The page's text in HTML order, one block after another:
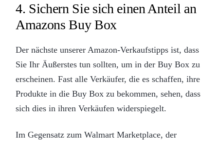
4. Sichern Sie sich einen Anteil an
Amazons Buy Box
Der nächste unserer Amazon-Verkaufstipps ist, dass
Sie Ihr Äußerstes tun sollten, um in der Buy Box zu
erscheinen. Fast alle Verkäufer, die es schaffen, ihre
Produkte in die Buy Box zu bekommen, sehen, dass
sich dies in ihren Verkäufen widerspiegelt.
Im Gegensatz zum Walmart Marketplace, der